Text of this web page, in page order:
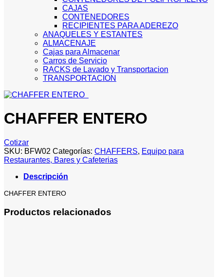
CAJAS
CONTENEDORES
RECIPIENTES PARA ADEREZO
ANAQUELES Y ESTANTES
ALMACENAJE
Cajas para Almacenar
Carros de Servicio
RACKS de Lavado y Transportacion
TRANSPORTACION
CHAFFER ENTERO
Cotizar
SKU: BFW02 Categorías: CHAFFERS, Equipo para
Restaurantes, Bares y Cafeterias
Descripción
CHAFFER ENTERO
Productos relacionados